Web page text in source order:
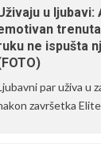
u ljubavi:
ne ispušta
par uživa u
završetka